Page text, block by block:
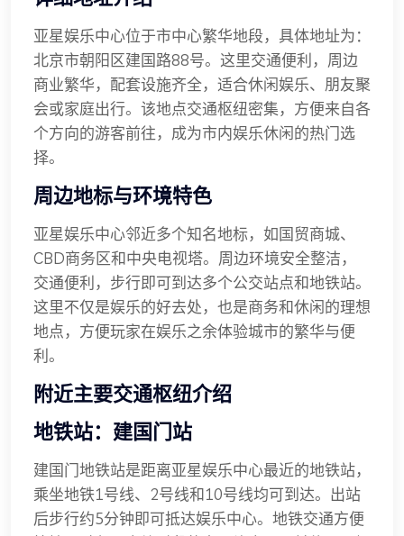
亚星娱乐中心位于市中心繁华地段，具体地址为：
北京市朝阳区建国路88号。这里交通便利，周边
商业繁华，配套设施齐全，适合休闲娱乐、朋友聚
会或家庭出行。该地点交通枢纽密集，方便来自各
个方向的游客前往，成为市内娱乐休闲的热门选
择。
周边地标与环境特色
亚星娱乐中心邻近多个知名地标，如国贸商城、
CBD商务区和中央电视塔。周边环境安全整洁，
交通便利，步行即可到达多个公交站点和地铁站。
这里不仅是娱乐的好去处，也是商务和休闲的理想
地点，方便玩家在娱乐之余体验城市的繁华与便
利。
附近主要交通枢纽介绍
地铁站：建国门站
建国门地铁站是距离亚星娱乐中心最近的地铁站，
乘坐地铁1号线、2号线和10号线均可到达。出站
后步行约5分钟即可抵达娱乐中心。地铁交通方便